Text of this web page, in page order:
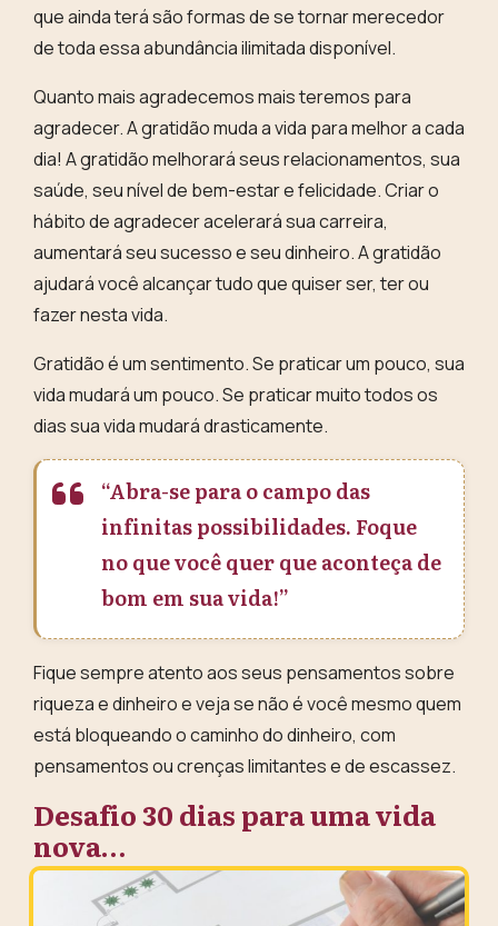
que ainda terá são formas de setornar merecedor
de toda essa abundância ilimitada disponível.
Quanto mais agradecemos mais teremos para
agradecer. A gratidão muda a vida para melhor a cada
dia! A gratidão melhorará seus relacionamentos, sua
saúde, seu nível de bem-estar e felicidade.Criar o
hábito de agradecer acelerará sua carreira,
aumentará seu sucesso e seu dinheiro. A gratidão
ajudará você alcançar tudo que quiser ser, ter ou
fazer nesta vida.
Gratidão é um sentimento. Se praticar um pouco, sua
vida mudará um pouco. Se praticar muito todos os
dias sua vida mudará drasticamente.
“Abra-se para o campo das
infinitas possibilidades. Foque
no que você quer que aconteça de
bom em sua vida!”
Fique sempre atento aos seus pensamentos sobre
riqueza e dinheiro e veja se não é você mesmo quem
está bloqueando o caminho do dinheiro, com
pensamentos ou crenças limitantes e de escassez.
Desafio 30 dias para uma vida
nova…